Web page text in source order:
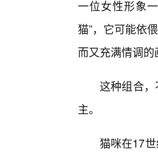
一位女性形象
猫”，它可能依
而又充满情调的
这种组合
主。
猫咪在17